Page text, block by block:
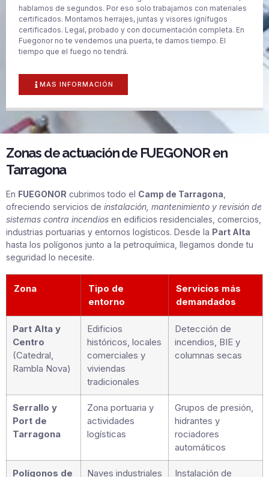
hablamos de segundos. Por eso solo trabajamos con materiales
certificados. Montamos herrajes, juntas y visores ignífugos
certificados. Legal, probado y con documentación completa. En
Fuegonor no te vendemos una puerta, te damos tiempo. El
tiempo que el fuego no tendrá.
MAS INFORMACIÓN
Zonas de actuación de FUEGONOR en
Tarragona
En FUEGONOR cubrimos todo el Camp de Tarragona
ofreciendo servicios de instalación, mantenimiento y revisión de
sistemas contra incendios en edificios residenciales, comercios,
industrias portuarias y entornos logísticos. Desde la Part Alta
hasta los polígonos junto a la petroquímica, llegamos donde tu
seguridad lo necesite.
Zona
Tipo de
entorno
Servicios más
demandados
Part Alta y
Centro
(Catedral,
Rambla Nova)
Edificios
históricos, locales
comerciales y
viviendas
tradicionales
Detección de
incendios, BIE y
columnas secas
Serrallo y
Port de
Tarragona
Zona portuaria y
actividades
logísticas
Grupos de presión,
hidrantes y
rociadores
automáticos
Polígonos de
Naves industriales
Instalación de